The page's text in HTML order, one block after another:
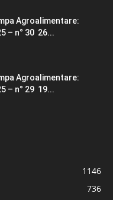
Agroalimentare:
– n° 30 26...
Agroalimentare:
– n° 29 19...
1146
736